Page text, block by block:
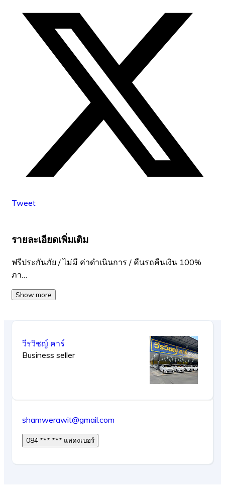
Tweet
รายละเอียดเพิ่มเติม
ฟรีประกันภัย / ไม่มี ค่าดำเนินการ / คืนรถคืนเงิน 100%
ภา…
Show more
วีรวิชญ์ คาร์
Business seller
shamwerawit@gmail.com
084 *** *** แสดงเบอร์